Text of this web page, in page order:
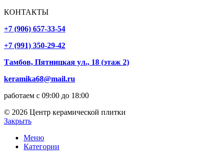
КОНТАКТЫ
+7 (906) 657-33-54
+7 (991) 350-29-42
Тамбов, Пятницкая ул., 18 (этаж 2)
keramika68@mail.ru
работаем с 09:00 до 18:00
© 2026 Центр керамической плитки
Закрыть
Меню
Категории